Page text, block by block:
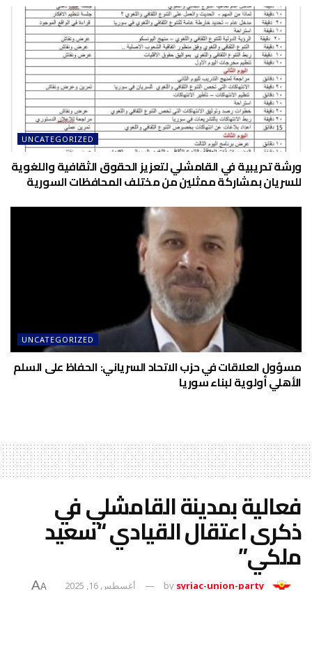
UNCATEGORIZED
ورشة تدريبية في القامشلي لتعزيز الحقوق الثقافية واللغوية
للسريان بمشاركة ممثلين من مختلف المحافظات السورية
UNCATEGORIZED
مسؤول العلاقات في حزب الاتحاد السرياني: الحفاظ على السلم
الأهلي أولوية لبناء سوريا
فعالية بمدينة القامشلي في
ذكرى اعتقال القيادي “سعيد
ملكي”
by syriac-union-party أغسطس 16, 2025 A
A